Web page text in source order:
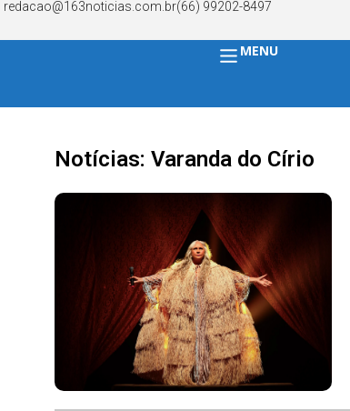
redacao@163noticias.com.br(66) 99202-8497
MENU
Notícias: Varanda do Círio